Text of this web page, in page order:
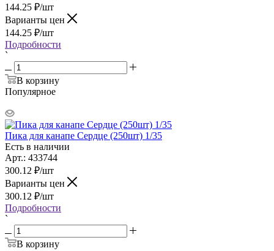
144.25 ₽/шт
Варианты цен
144.25 ₽/шт
Подробности
`
В корзину
Популярное
Пика для канапе Сердце (250шт) 1/35
Есть в наличии
Арт.: 433744
300.12 ₽/шт
Варианты цен
300.12 ₽/шт
Подробности
`
В корзину